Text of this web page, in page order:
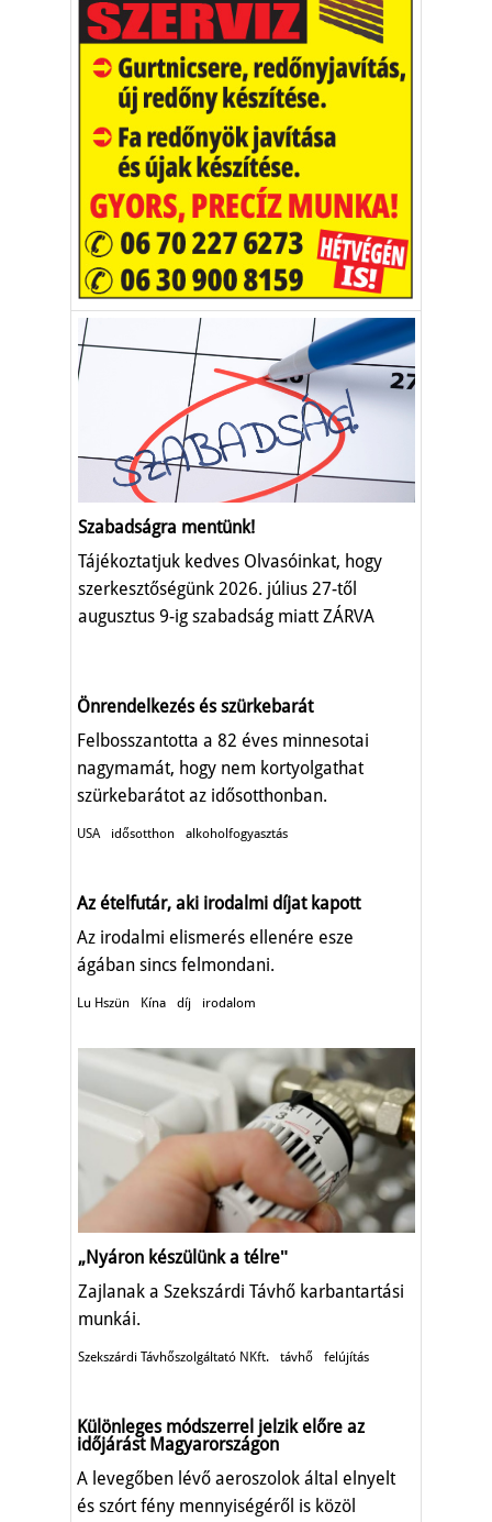
Szabadságra mentünk!
Tájékoztatjuk kedves Olvasóinkat, hogy
szerkesztőségünk 2026. július 27-től
augusztus 9-ig szabadság miatt ZÁRVA
Önrendelkezés és szürkebarát
Felbosszantotta a 82 éves minnesotai
nagymamát, hogy nem kortyolgathat
szürkebarátot az idősotthonban.
USA idősotthon alkoholfogyasztás
Az ételfutár, aki irodalmi díjat kapott
Az irodalmi elismerés ellenére esze
ágában sincs felmondani.
Lu Hszün Kína díj irodalom
„Nyáron készülünk a télreʺ
Zajlanak a Szekszárdi Távhő karbantartási
munkái.
Szekszárdi Távhőszolgáltató NKft. távhő felújítás
Különleges módszerrel jelzik előre az
időjárást Magyarországon
A levegőben lévő aeroszolok által elnyelt
és szórt fény mennyiségéről is közöl